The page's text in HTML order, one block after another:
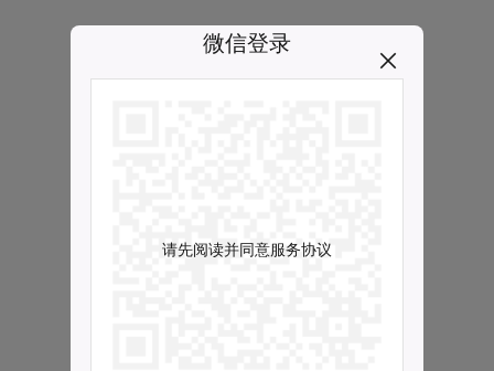
微信登录
请先阅读并同意服务协议